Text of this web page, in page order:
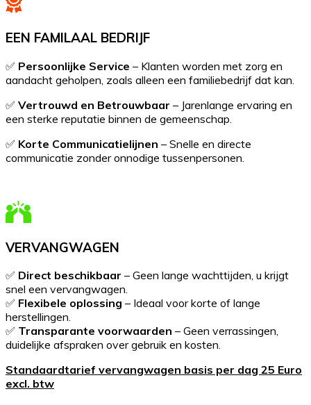
EEN FAMILAAL BEDRIJF
✅ Persoonlijke Service – Klanten worden met zorg en
aandacht geholpen, zoals alleen een familiebedrijf dat kan.
✅ Vertrouwd en Betrouwbaar – Jarenlange ervaring en
een sterke reputatie binnen de gemeenschap.
✅ Korte Communicatielijnen – Snelle en directe
communicatie zonder onnodige tussenpersonen.
VERVANGWAGEN
✅ Direct beschikbaar – Geen lange wachttijden, u krijgt
snel een vervangwagen.
✅ Flexibele oplossing – Ideaal voor korte of lange
herstellingen.
✅ Transparante voorwaarden – Geen verrassingen,
duidelijke afspraken over gebruik en kosten.
Standaardtarief vervangwagen basis per dag 25 Euro
excl. btw